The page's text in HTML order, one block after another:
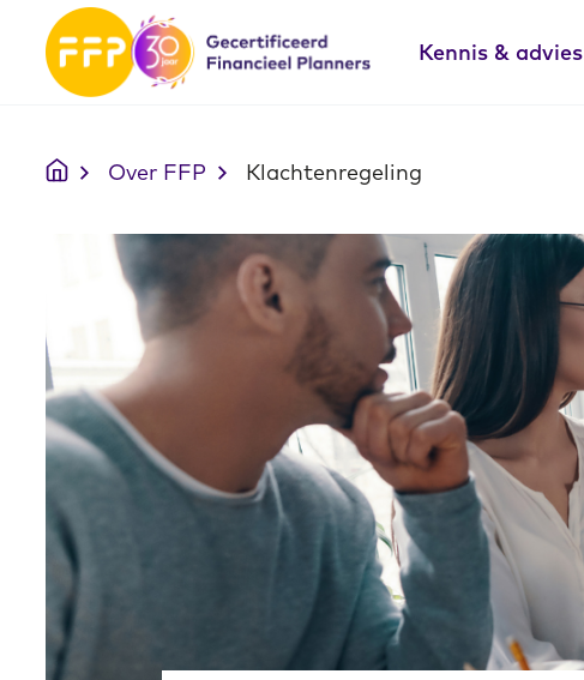
Kennis & advies
Over FFP Klachtenregeling